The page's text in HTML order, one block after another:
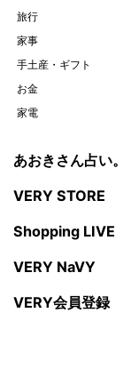
旅行
家事
手土産・ギフト
お金
家電
あおきさん占い。
VERY STORE
Shopping LIVE
VERY NaVY
VERY会員登録